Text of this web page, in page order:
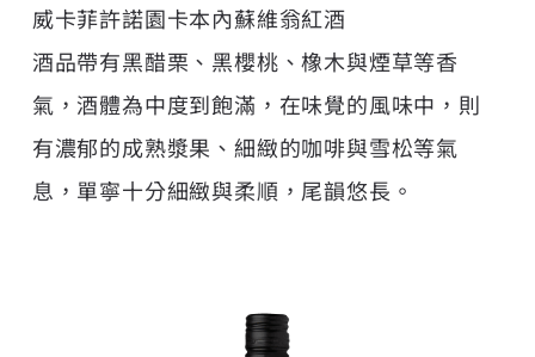
威卡菲許諾園卡本內蘇維翁紅酒
酒品帶有黑醋栗、黑櫻桃、橡木與煙草等香
氣，酒體為中度到飽滿，在味覺的風味中，則
有濃郁的成熟漿果、細緻的咖啡與雪松等氣
息，單寧十分細緻與柔順，尾韻悠長。